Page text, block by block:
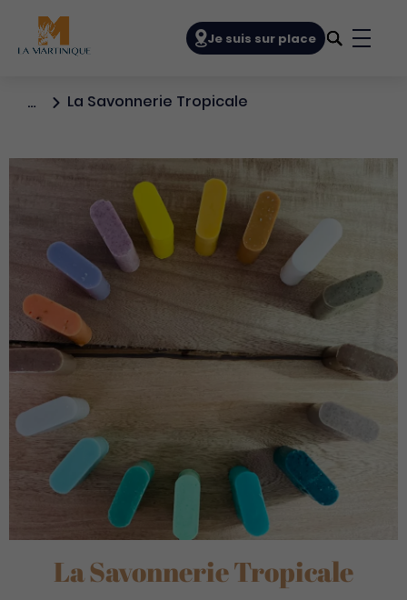
Je suis sur place
… La Savonnerie Tropicale
La Savonnerie Tropicale